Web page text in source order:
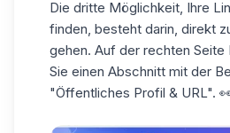
Die dritte Möglichkeit, Ihre
finden, besteht darin, direkt
gehen. Auf der rechten Seite
Sie einen Abschnitt mit der
"Öffentliches Profil & URL".